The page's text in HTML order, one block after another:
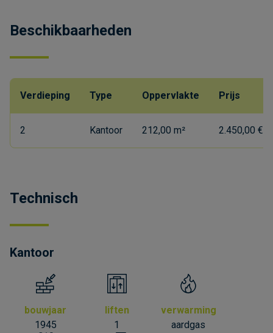
Beschikbaarheden
Verdieping Type Oppervlakte Prijs
2 Kantoor 212,00 m² 2.450,00 €/
Technisch
Kantoor
bouwjaar
1945
liften
1
verwarming
aardgas